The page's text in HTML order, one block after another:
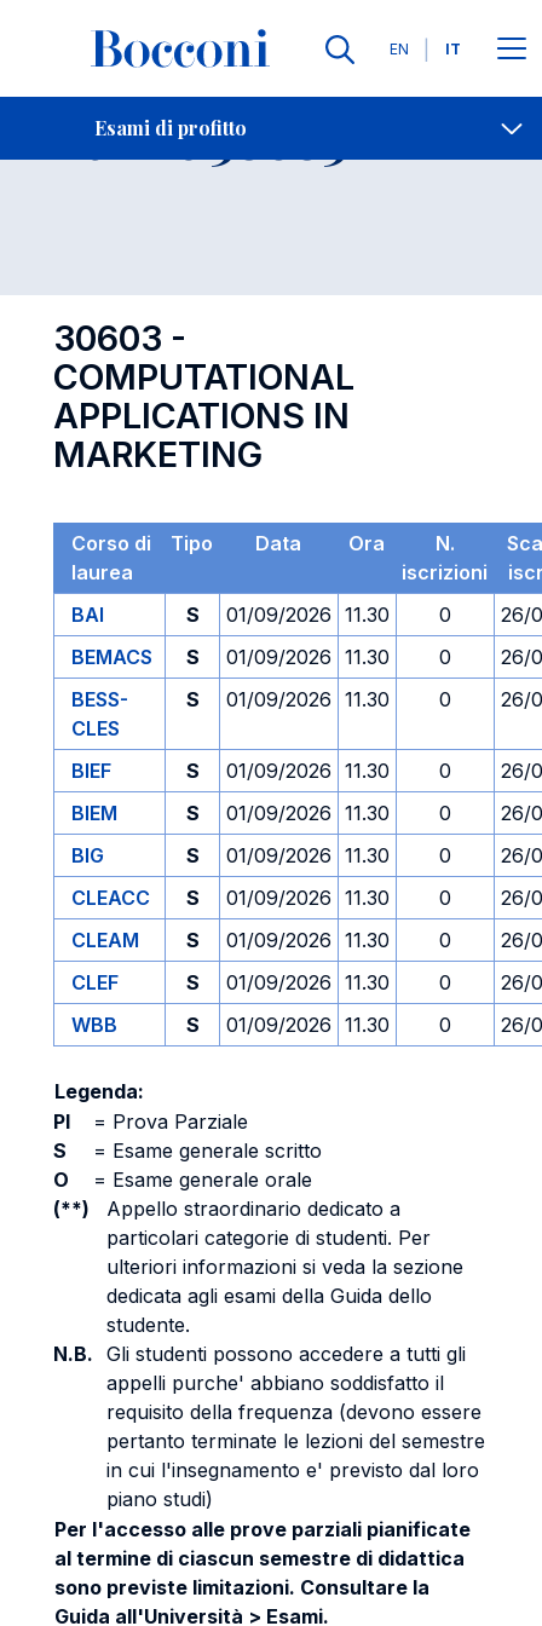
Lingue
EN IT
Esami di profitto
Contatti
Esame 30603 Open
30603 -
COMPUTATIONAL
APPLICATIONS IN
MARKETING
Corso di
laurea
Tipo Data Ora
N.
iscrizioni
BAI
S 01/09/2026 11.30 0
26/
BEMACS
S 01/09/2026 11.30 0
26/
BESS-
CLES
S 01/09/2026 11.30 0 26/
BIEF S 01/09/2026 11.30 0
26/
BIEM
S 01/09/2026 11.30 0
26/
BIG
S 01/09/2026 11.30 0
26/
CLEACC
S 01/09/2026 11.30 0
26/
CLEAM
S 01/09/2026 11.30 0
26/
CLEF
S 01/09/2026 11.30 0
26/
WBB
S 01/09/2026 11.30 0 26/
Legenda:
PI
= Prova Parziale
S
= Esame generale scritto
O
= Esame generale orale
(**)
Appello straordinario dedicato a
particolari categorie di studenti. Per
ulteriori informazioni si veda la sezione
dedicata agli esami della Guida dello
studente.
N.B. Gli studenti possono accedere a tutti gli
appelli purche' abbiano soddisfatto il
requisito della frequenza (devono essere
pertanto terminate le lezioni del semestre
in cui l'insegnamento e' previsto dal loro
piano studi)
Per l'accesso alle prove parziali pianificate
al termine di ciascun semestre di didattica
sono previste limitazioni. Consultare la
Guida all'Università > Esami.